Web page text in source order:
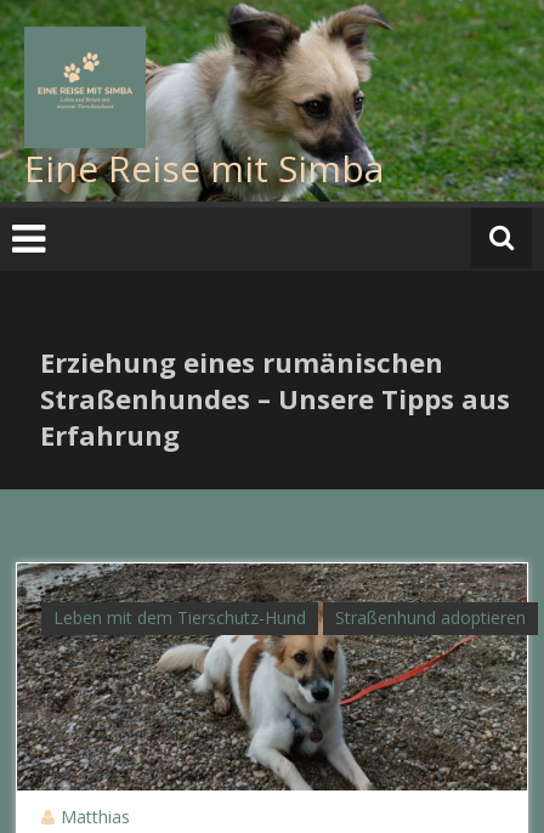
Eine Reise mit Simba
Erziehung eines rumänischen
Straßenhundes – Unsere Tipps aus
Erfahrung
Leben mit dem Tierschutz-Hund Straßenhund adoptieren
Matthias